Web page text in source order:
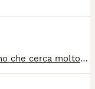
Dolcissima e abituata al contatto umano che cerca molto attivamente, senza pedigree perché la madre non ne è dotata ma il padre si ( campione con pedigree di 14 Kg ) . Abituata alla lettiera. Potete chiamare o scrivere a WhatsApp